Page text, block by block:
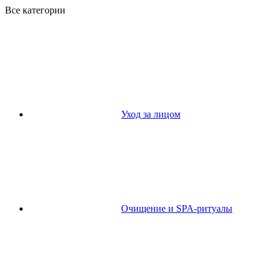
Все категории
Уход за лицом
Очищение и SPA-ритуалы